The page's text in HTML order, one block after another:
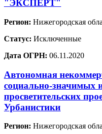
"ЭКСПЕРТ"
Регион: Нижегородская
Статус: Исключенные
Дата ОГРН: 06.11.2020
Автономная
социально-значимых
просветительских
Урбанистики
Регион: Нижегородская